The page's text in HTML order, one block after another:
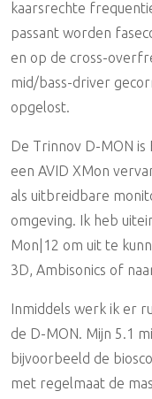
kaarsrechte
passant worden
en op de cross-
mid/bass-driver
opgelost.
De Trinnov D-MON
een AVID XMon
als uitbreidbare
omgeving. Ik heb
Mon|12 om uit te
3D, Ambisonics of
Inmiddels werk ik er
de D-MON. Mijn 5.1
bijvoorbeeld de
met regelmaat de